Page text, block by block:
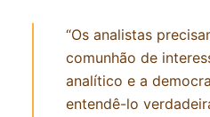
“Os analistas
comunhão de
analítico e a
entendê-lo